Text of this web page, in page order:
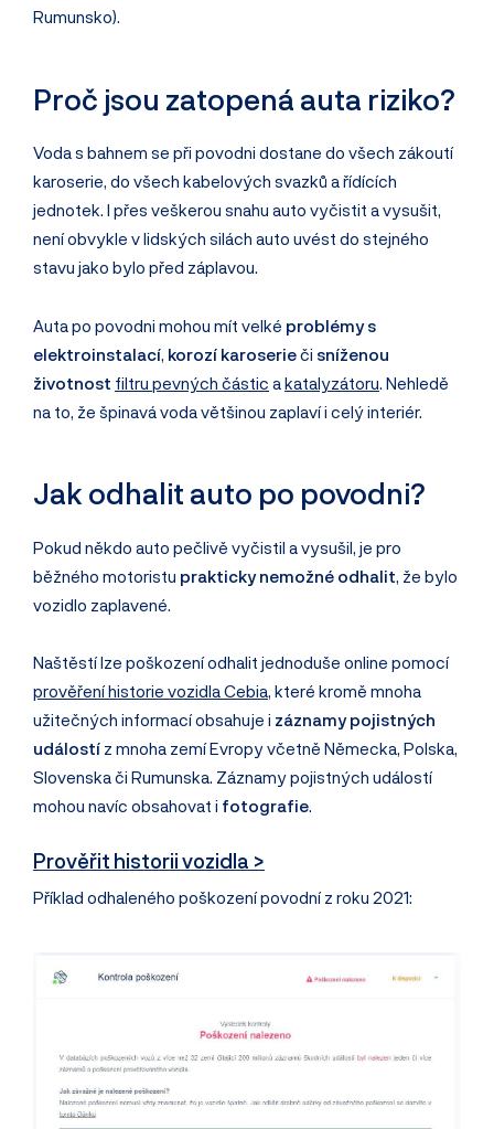
Rumunsko).
Proč jsou zatopená auta riziko?
Voda s bahnem se při povodni dostane do všech zákoutí
karoserie, do všech kabelových svazků a řídících
jednotek. I přes veškerou snahu auto vyčistit a vysušit,
není obvykle v lidských silách auto uvést do stejného
stavu jako bylo před záplavou.
Auta po povodni mohou mít velké problémy s
elektroinstalací korozí karoserieči sníženou
životnost filtru pevných částic a katalyzátoru . Nehledě
na to, že špinavá voda většinou zaplaví i celý interiér.
Jak odhalit auto po povodni?
Pokud někdo auto pečlivě vyčistil a vysušil, je pro
běžného motoristu prakticky nemožné odhalit , že bylo
vozidlo zaplavené.
Naštěstí lze poškození odhalit jednoduše online pomocí
prověření historie vozidla Cebia, které kromě mnoha
užitečných informací obsahuje i záznamy pojistných
událostí z mnoha zemí Evropy včetně Německa, Polska,
Slovenska či Rumunska. Záznamy pojistných událostí
mohou navíc obsahovat i fotografie.
Prověřit historii vozidla >
Příklad odhaleného poškození povodní z roku 2021: